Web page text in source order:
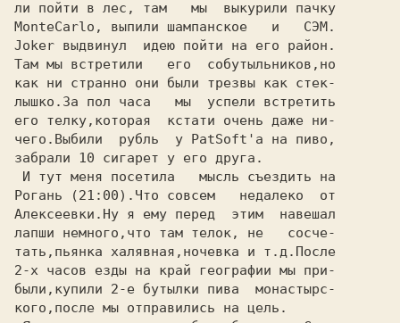
ли пойти в лес, там   мы  выкурили пачку
MonteCarlo, выпили шампанское   и   СЭМ.
Joker выдвинул  идею пойти на его район.
Там мы встретили   его  собутыльников,но
как ни странно они были трезвы как стек-
лышко.За пол часа   мы  успели встретить
его телку,которая  кстати очень даже ни-
чего.Выбили  рубль  у PatSoft'а на пиво,
забрали 10 сигарет у его друга.
Рогань (21:00).Что совсем   недалеко  от
Алексеевки.Ну я ему перед  этим  навешал
лапши немного,что там телок, не   сосче-
тать,пьянка халявная,ночевка и т.д.После
2-х часов езды на край географии мы при-
были,купили 2-е бутылки пива  монастырс-
кого,после мы отправились на цель.